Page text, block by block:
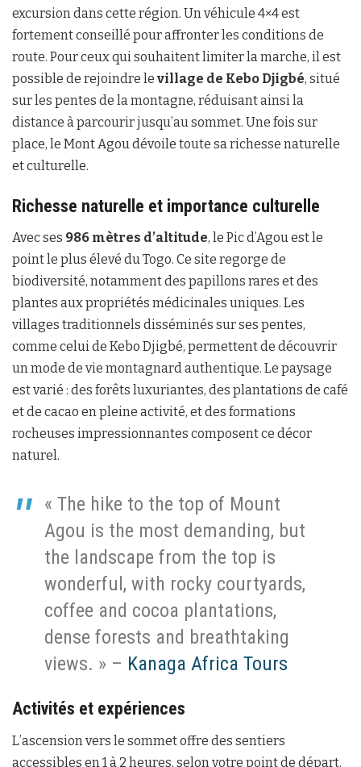
excursion dans cette région. Un véhicule 4×4 est
fortement conseillé pour affronter les conditions de
route. Pour ceux qui souhaitent limiter la marche, il est
possible de rejoindre le village de Kebo Djigbé, situé
sur les pentes de la montagne, réduisant ainsi la
distance à parcourir jusqu’au sommet. Une fois sur
place, le Mont Agou dévoile toute sa richesse naturelle
et culturelle.
Richesse naturelle et importance culturelle
Avec ses 986 mètres d’altitude, le Pic d’Agou est le
point le plus élevé du Togo. Ce site regorge de
biodiversité, notamment des papillons rares et des
plantes aux propriétés médicinales uniques. Les
villages traditionnels disséminés sur ses pentes,
comme celui de Kebo Djigbé, permettent de découvrir
un mode de vie montagnard authentique. Le paysage
est varié : des forêts luxuriantes, des plantations de café
et de cacao en pleine activité, et des formations
rocheuses impressionnantes composent ce décor
naturel.
« The hike to the top of Mount
Agou is the most demanding, but
the landscape from the top is
wonderful, with rocky courtyards,
coffee and cocoa plantations,
dense forests and breathtaking
views. » – Kanaga Africa Tours
Activités et expériences
L’ascension vers le sommet offre des sentiers
accessibles en 1 à 2 heures, selon votre point de départ.